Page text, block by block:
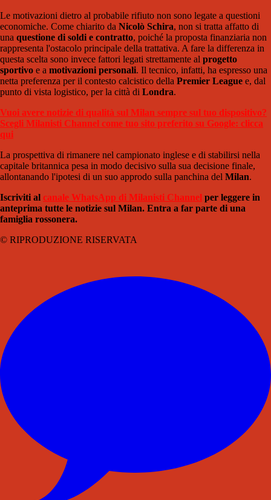
Le motivazioni dietro al probabile rifiuto non sono legate a questioni
economiche. Come chiarito da Nicolò Schira, non si tratta affatto di
una questione di soldi e contratto, poiché la proposta finanziaria non
rappresenta l'ostacolo principale della trattativa. A fare la differenza in
questa scelta sono invece fattori legati strettamente al progetto
sportivo e a motivazioni personali. Il tecnico, infatti, ha espresso una
netta preferenza per il contesto calcistico della Premier League e, dal
punto di vista logistico, per la città di Londra.
Vuoi avere notizie di qualità sul Milan sempre sul tuo dispositivo?
Scegli Milanisti Channel come tuo sito preferito su Google: clicca
qui
La prospettiva di rimanere nel campionato inglese e di stabilirsi nella
capitale britannica pesa in modo decisivo sulla sua decisione finale,
allontanando l'ipotesi di un suo approdo sulla panchina del Milan.
Iscriviti al canale WhatsApp di Milanisti Channel per leggere in
anteprima tutte le notizie sul Milan. Entra a far parte di una
famiglia rossonera.
© RIPRODUZIONE RISERVATA